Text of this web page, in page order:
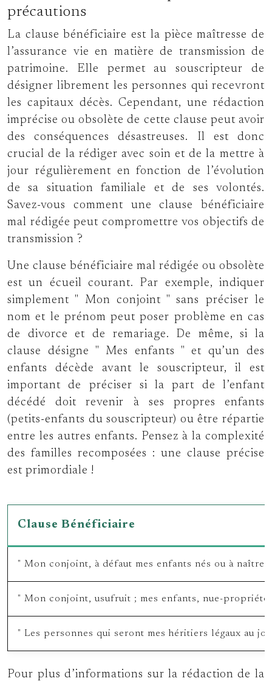
précautions
La clause bénéficiaire est la pièce maîtresse de
l’assurance vie en matière de transmission de
patrimoine. Elle permet au souscripteur de
désigner librement les personnes qui recevront
les capitaux décès. Cependant, une rédaction
imprécise ou obsolète de cette clause peut avoir
des conséquences désastreuses. Il est donc
crucial de la rédiger avec soin et de la mettre à
jour régulièrement en fonction de l’évolution
de sa situation familiale et de ses volontés.
Savez-vous comment une clause bénéficiaire
mal rédigée peut compromettre vos objectifs de
transmission ?
Une clause bénéficiaire mal rédigée ou obsolète
est un écueil courant. Par exemple, indiquer
simplement
Mon conjoint
sans préciser le
nom et le prénom peut poser problème en cas
de divorce et de remariage. De même, si la
clause désigne
Mes enfants
et qu’un des
enfants décède avant le souscripteur, il est
important de préciser si la part de l’enfant
décédé doit revenir à ses propres enfants
(petits-enfants du souscripteur) ou être répartie
entre les autres enfants. Pensez à la complexité
des familles recomposées : une clause précise
est primordiale !
Clause Bénéficiaire
Mon conjoint, à défaut mes enfants nés ou à
Mon conjoint, usufruit ; mes enfants, nue-
Les personnes qui seront mes héritiers légaux au
Pour plus d’informations sur la rédaction de la